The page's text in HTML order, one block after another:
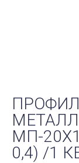
МП-
0,4) /1